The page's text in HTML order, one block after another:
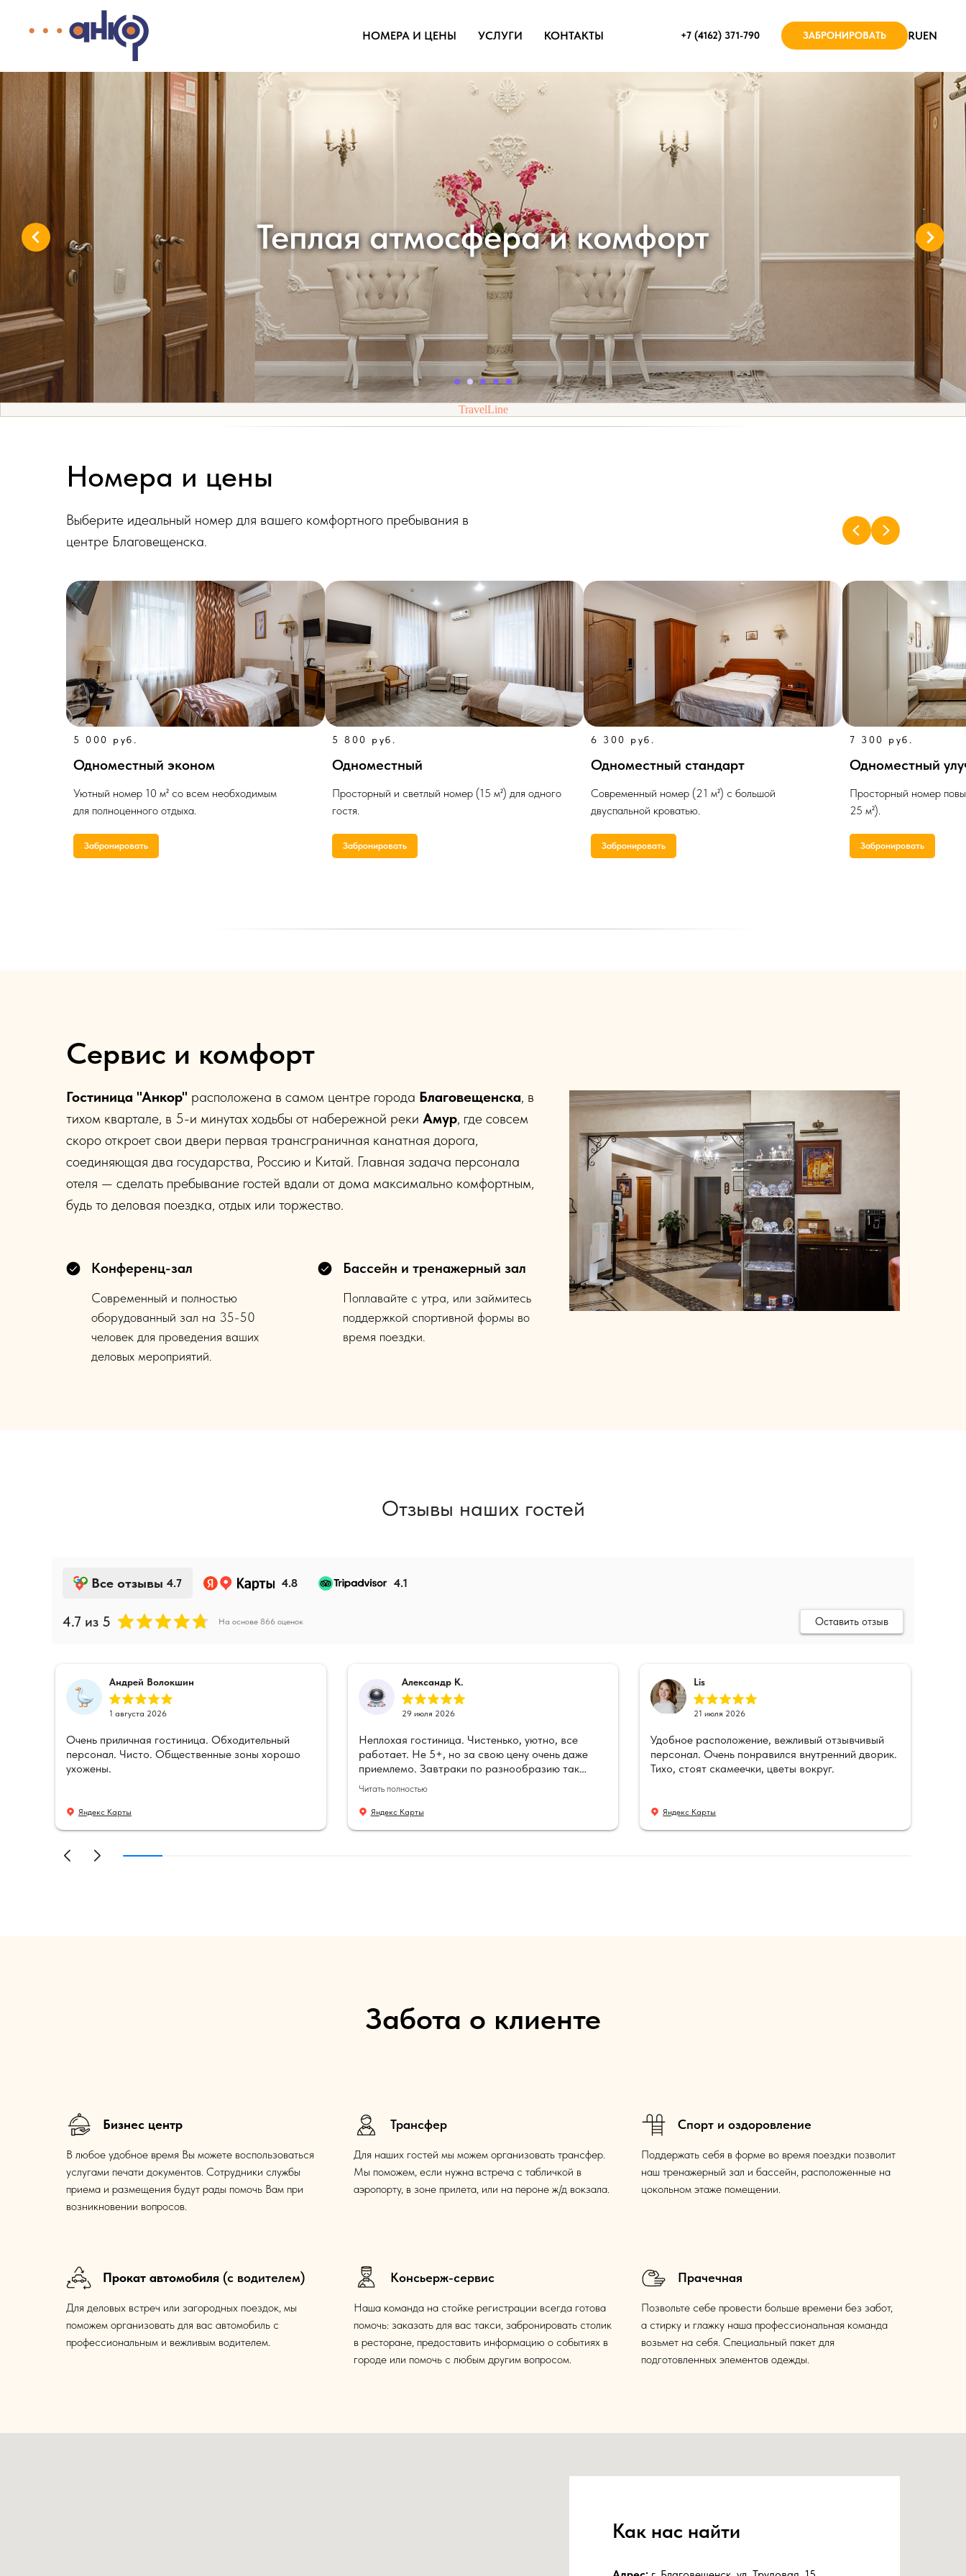
НОМЕРА И ЦЕНЫ УСЛУГИ КОНТАКТЫ +7 (4162) 371-790 ЗАБРОНИРОВАТЬ RUEN
атмосфера и комфорт
TravelLine
Номера и цены
Выберите идеальный номер для вашего комфортного пребывания в
центре Благовещенска.
5 000 руб.
Одноместный эконом
Уютный номер 10 м² со всем необходимым
для полноценного отдыха.
Забронировать
5 800 руб.
Одноместный
Просторный и светлый номер (15 м²) для одного
гостя.
Забронировать
6 300 руб.
Одноместный стандарт
Современный номер (21 м²) с большой
двуспальной кроватью.
Забронировать
7 300 руб.
Одноместный
Просторный номер
25 м²).
Забронировать
Сервис и комфорт
Гостиница "Анкор" расположена в самом центре города Благовещенска, в
тихом квартале, в 5-и минутах ходьбы от набережной реки Амур, где совсем
скоро откроет свои двери первая трансграничная канатная дорога,
соединяющая два государства, Россию и Китай. Главная задача персонала
отеля — сделать пребывание гостей вдали от дома максимально комфортным,
будь то деловая поездка, отдых или торжество.
Конференц-зал
Современный и полностью
оборудованный зал на 35-50
человек для проведения ваших
деловых мероприятий.
Бассейн и тренажерный зал
Поплавайте с утра, или займитесь
поддержкой спортивной формы во
время поездки.
Отзывы наших гостей
Все отзывы 4.7 4.8 4.1
4.7 из 5 На основе 866 оценок Оставить отзыв
Андрей Волокшин
1 августа 2026
Очень приличная гостиница. Обходительный
персонал. Чисто. Общественные зоны хорошо
ухожены.
Яндекс Карты
Александр К.
29 июля 2026
Неплохая гостиница. Чистенько, уютно, все
работает. Не 5+, но за свою цену очень даже
приемлемо. Завтраки по разнообразию так
себе, маловато всего, но наесться вполне можно
Читать полностью
Яндекс Карты
Lis
21 июля 2026
Удобное расположение, вежливый отзывчивый
персонал. Очень понравился внутренний дворик.
Тихо, стоят скамеечки, цветы вокруг.
Яндекс Карты
Забота о клиенте
Бизнес центр
В любое удобное время Вы можете воспользоваться
услугами печати документов. Сотрудники службы
приема и размещения будут рады помочь Вам при
возникновении вопросов.
Трансфер
Для наших гостей мы можем организовать трансфер.
Мы поможем, если нужна встреча с табличкой в
аэропорту, в зоне прилета, или на пероне ж/д вокзала.
Спорт и оздоровление
Поддержать себя в форме во время поездки позволит
наш тренажерный зал и бассейн, расположенные на
цокольном этаже помещении.
Прокат автомобиля (с водителем)
Для деловых встреч или загородных поездок, мы
поможем организовать для вас автомобиль с
профессиональным и вежливым водителем.
Консьерж-сервис
Наша команда на стойке регистрации всегда готова
помочь: заказать для вас такси, забронировать столик
в ресторане, предоставить информацию о событиях в
городе или помочь с любым другим вопросом.
Прачечная
Позвольте себе провести больше времени без забот,
а стирку и глажку наша профессиональная команда
возьмет на себя. Специальный пакет для
подготовленных элементов одежды.
Как нас найти